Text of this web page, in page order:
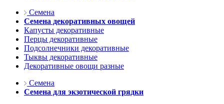
Семена
Семена декоративных овощей
Капусты декоративные
Перцы декоративные
Подсолнечники декоративные
Тыквы декоративные
Декоративные овощи разные
Семена
Семена для экзотической грядки